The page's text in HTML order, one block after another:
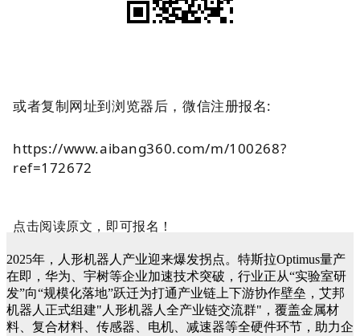
或者复制网址到浏览器后，微信注册报名:
https://www.aibang360.com/m/100268?
ref=172672
点击阅读原文，即可报名！
2025年，人形机器人产业迎来爆发拐点。特斯拉Optimus量产
在即，华为、宇树等企业加速技术突破，行业正从“实验室研
发”向“规模化落地”跃迁为打通产业链上下游协作壁垒，艾邦
机器人正式组建"人形机器人全产业链交流群"，覆盖金属材
料、复合材料、传感器、电机、减速器等全硬件环节，助力企